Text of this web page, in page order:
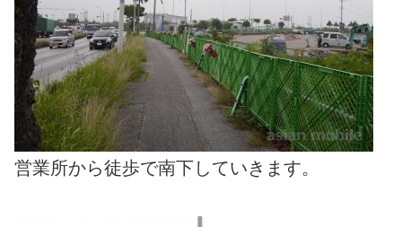
営業所から徒歩で南下していきます。